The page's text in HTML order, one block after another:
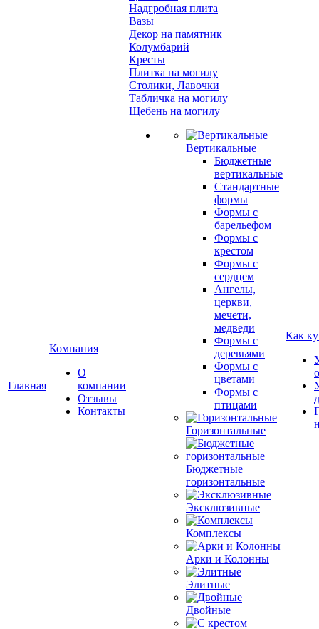
Главная
Компания
О
компании
Отзывы
Контакты
Надгробная плита
Вазы
Декор на памятник
Колумбарий
Кресты
Плитка на могилу
Столики, Лавочки
Табличка на могилу
Щебень на могилу
Вертикальные
Бюджетные
вертикальные
Стандартные
формы
Формы с
барельефом
Формы с
крестом
Формы с
сердцем
Ангелы,
церкви,
мечети,
медведи
Формы с
деревьями
Формы с
цветами
Формы с
птицами
Горизонтальные
Бюджетные
горизонтальные
Эксклюзивные
Комплексы
Арки и Колонны
Элитные
Двойные
Как